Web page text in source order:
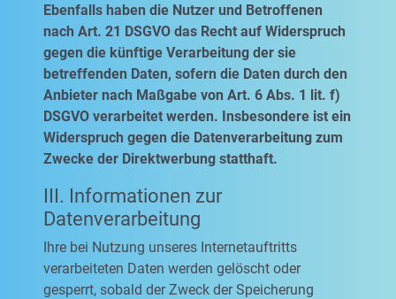
Ebenfalls haben die Nutzer und Betroffenen
nach Art. 21 DSGVO das Recht auf Widerspruch
gegen die künftige Verarbeitung der sie
betreffenden Daten, sofern die Daten durch den
Anbieter nach Maßgabe von Art. 6 Abs. 1 lit. f)
DSGVO verarbeitet werden. Insbesondere ist ein
Widerspruch gegen die Datenverarbeitung zum
Zwecke der Direktwerbung statthaft.
III. Informationen zur
Datenverarbeitung
Ihre bei Nutzung unseres Internetauftritts
verarbeiteten Daten werden gelöscht oder
gesperrt, sobald der Zweck der Speicherung